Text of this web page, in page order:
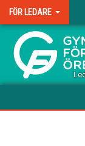
FÖR LEDARE
.